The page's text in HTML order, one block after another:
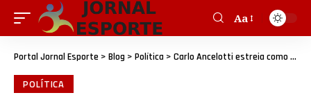
Aa
Portal Jornal Esporte > Blog > Política > Carlo Ancelotti estreia como técnico da seleção brasileira com otimismo e foco nas Eliminatórias
POLÍTICA